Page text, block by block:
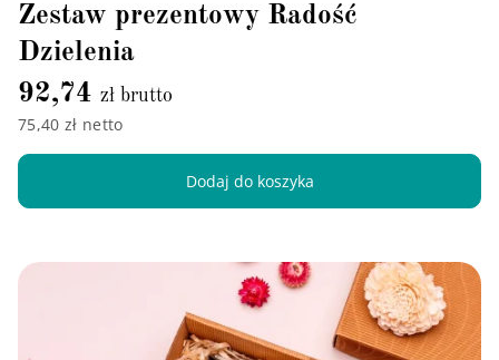
Zestaw prezentowy Radość
Dzielenia
92,74 zł brutto
75,40 zł netto
Dodaj do koszyka